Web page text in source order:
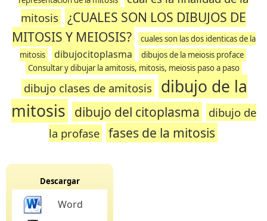
mitosis
¿CUALES SON LOS DIBUJOS DE
MITOSIS Y MEIOSIS?
cuales son las dos identicas de la
mitosis
dibujocitoplasma
dibujos de la meiosis proface
Consultar y dibujar la amitosis, mitosis, meiosis paso a paso
dibujo clases de amitosis
dibujo de la
mitosis dibujo del citoplasma
dibujo de
la profase
fases de la mitosis
Descargar
Word